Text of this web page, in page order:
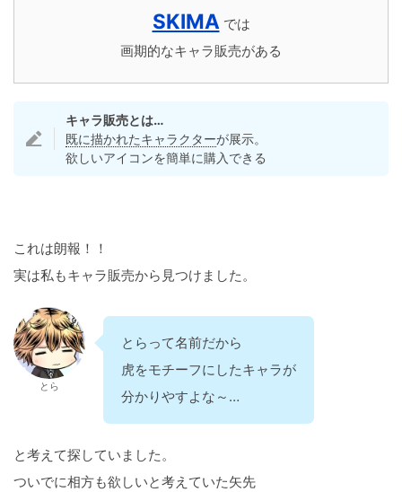
SKIMA では
画期的なキャラ販売がある
キャラ販売とは…
既に描かれたキャラクターが展示。
欲しいアイコンを簡単に購入できる
これは朗報！！
実は私もキャラ販売から見つけました。
とら
とらって名前だから
虎をモチーフにしたキャラが
分かりやすよな～…
と考えて探していました。
ついでに相方も欲しいと考えていた矢先